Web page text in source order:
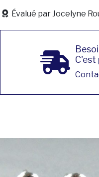
Évalué par Jocelyne
C'est